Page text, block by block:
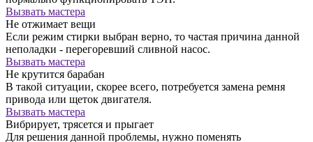
Вызвать мастера
Не отжимает вещи
Если режим стирки выбран верно, то частая причина данной
неполадки - перегоревший сливной насос.
Вызвать мастера
Не крутится барабан
В такой ситуации, скорее всего, потребуется замена ремня
привода или щеток двигателя.
Вызвать мастера
Вибрирует, трясется и прыгает
Для решения данной проблемы, нужно поменять